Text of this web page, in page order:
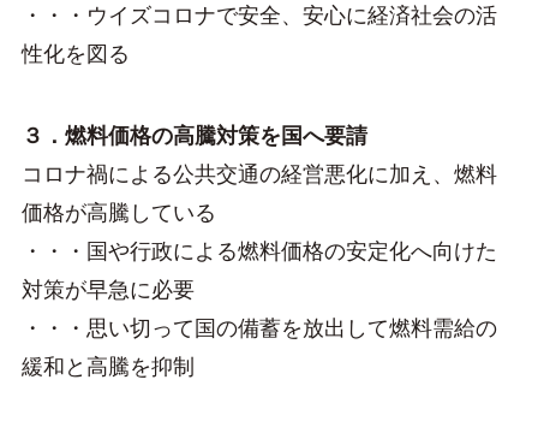
・・・ウイズコロナで安全、安心に経済社会の活
性化を図る
３．燃料価格の高騰対策を国へ要請
コロナ禍による公共交通の経営悪化に加え、燃料
価格が高騰している
・・・国や行政による燃料価格の安定化へ向けた
対策が早急に必要
・・・思い切って国の備蓄を放出して燃料需給の
緩和と高騰を抑制